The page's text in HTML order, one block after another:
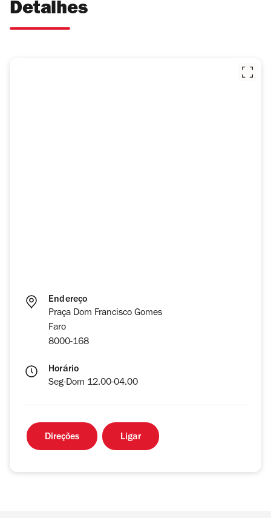
Detalhes
Endereço
Praça Dom Francisco Gomes
Faro
8000-168
Horário
Seg-Dom 12.00-04.00
Direções Ligar